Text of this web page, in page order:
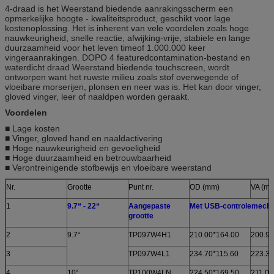
4-draad is het Weerstand biedende aanrakingsscherm een
opmerkelijke hoogte - kwaliteitsproduct, geschikt voor lage
kostenoplossing. Het is inherent van vele voordelen zoals hoge
nauwkeurigheid, snelle reactie, afwijking-vrije, stabiele en lange
duurzaamheid voor het leven timeof 1.000.000 keer
vingeraanrakingen. DOPO 4 featuredcontamination-bestand en
waterdicht draad Weerstand biedende touchscreen, wordt
ontworpen want het ruwste milieu zoals stof overwegende of
vloeibare morserijen, plonsen en neer was is. Het kan door vinger,
gloved vinger, leer of naaldpen worden geraakt.
Voordelen
■ Lage kosten
■ Vinger, gloved hand en naaldactivering
■ Hoge nauwkeurigheid en gevoeligheid
■ Hoge duurzaamheid en betrouwbaarheid
■ Verontreinigende stofbewijs en vloeibare weerstand
Nr. Grootte Punt nr. OD (mm) VA
1 9.7“ - 22“
Aangepaste
grootte
Met USB-
2 9.7“ TP097W4H1 210.00*164.00
3 TP097W4L1 234.70*115.60